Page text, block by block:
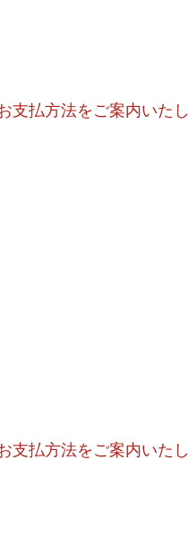
支払方法をご案内いたし
支払方法をご案内いたし